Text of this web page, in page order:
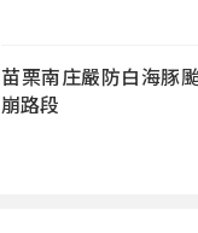
苗栗南庄嚴防白海豚
崩路段